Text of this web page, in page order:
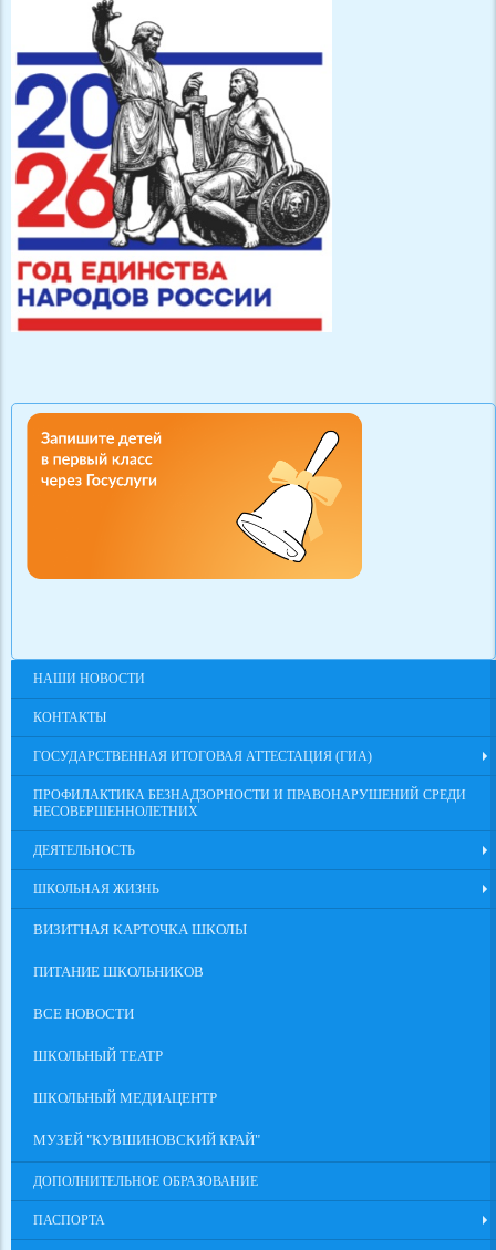
НАШИ НОВОСТИ
КОНТАКТЫ
ГОСУДАРСТВЕННАЯ ИТОГОВАЯ АТТЕСТАЦИЯ (ГИА)
ПРОФИЛАКТИКА БЕЗНАДЗОРНОСТИ И ПРАВОНАРУШЕНИЙ СРЕДИ
НЕСОВЕРШЕННОЛЕТНИХ
ДЕЯТЕЛЬНОСТЬ
ШКОЛЬНАЯ ЖИЗНЬ
ВИЗИТНАЯ КАРТОЧКА ШКОЛЫ
ПИТАНИЕ ШКОЛЬНИКОВ
ВСЕ НОВОСТИ
ШКОЛЬНЫЙ ТЕАТР
ШКОЛЬНЫЙ МЕДИАЦЕНТР
МУЗЕЙ "КУВШИНОВСКИЙ КРАЙ"
ДОПОЛНИТЕЛЬНОЕ ОБРАЗОВАНИЕ
ПАСПОРТА